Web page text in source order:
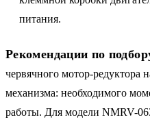
питания.
Рекомендации по
червячного мотор-редуктора
механизма: необходимого
работы. Для модели NMRV-